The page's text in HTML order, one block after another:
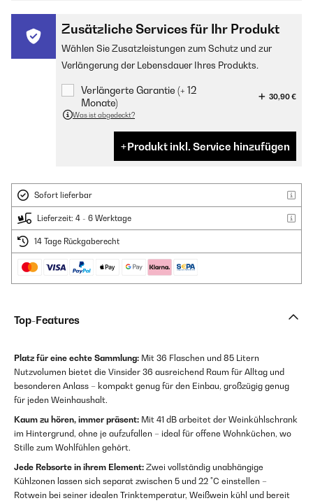
Zusätzliche Services für Ihr Produkt
Wählen Sie Zusatzleistungen zum Schutz und zur
Verlängerung der Lebensdauer Ihres Produkts.
Verlängerte Garantie (+ 12
Monate)
30,90 €
Was ist abgedeckt?
Produkt inkl. Service hinzufügen
Sofort lieferbar
Lieferzeit: 4 - 6 Werktage
14 Tage Rückgaberecht
Top-Features
Platz für eine echte Sammlung: Mit 36 Flaschen und 85 Litern
Nutzvolumen bietet die Vinsider 36 ausreichend Raum für Alltag und
besonderen Anlass – kompakt genug für den Einbau, großzügig genug
für jeden Weinhaushalt.
Kaum zu hören, immer präsent: Mit 41 dB arbeitet der Weinkühlschrank
im Hintergrund, ohne je aufzufallen – ideal für offene Wohnküchen, wo
Stille zum Wohlfühlen gehört.
Jede Rebsorte in ihrem Element: Zwei vollständig unabhängige
Kühlzonen lassen sich separat zwischen 5 und 22 °C einstellen –
Rotwein bei seiner idealen Trinktemperatur, Weißwein kühl und bereit